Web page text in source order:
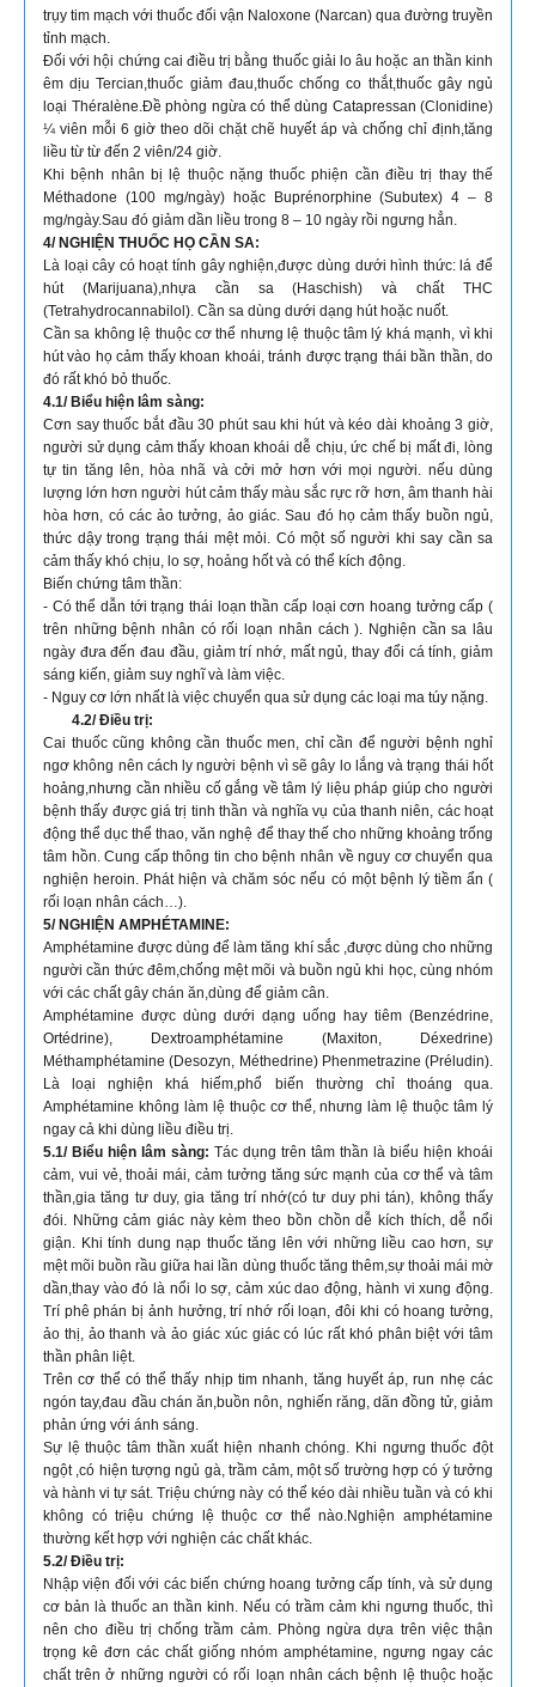
trụy tim mạch với thuốc đối vận Naloxone (Narcan) qua đường truyền
tỉnh mạch.
Đối với hội chứng cai điều trị bằng thuốc giải lo âu hoặc an thần kinh
êm dịu Tercian,thuốc giảm đau,thuốc chống co thắt,thuốc gây ngủ
loại Théralène.Đề phòng ngừa có thể dùng Catapressan (Clonidine)
¼ viên mỗi 6 giờ theo dõi chặt chẽ huyết áp và chống chỉ định,tăng
liều từ từ đến 2 viên/24 giờ.
Khi bệnh nhân bị lệ thuộc nặng thuốc phiện cần điều trị thay thế
Méthadone (100 mg/ngày) hoặc Buprénorphine (Subutex) 4 – 8
mg/ngày.Sau đó giảm dần liều trong 8 – 10 ngày rồi ngưng hẳn.
4/ NGHIỆN THUỐC HỌ CẦN SA:
Là loại cây có hoạt tính gây nghiện,được dùng dưới hình thức: lá để
hút (Marijuana),nhựa cần sa (Haschish) và chất THC
(Tetrahydrocannabilol). Cần sa dùng dưới dạng hút hoặc nuốt.
Cần sa không lệ thuộc cơ thể nhưng lệ thuộc tâm lý khá mạnh, vì khi
hút vào họ cảm thấy khoan khoái, tránh được trạng thái bần thần, do
đó rất khó bỏ thuốc.
4.1/ Biểu hiện lâm sàng:
Cơn say thuốc bắt đầu 30 phút sau khi hút và kéo dài khoảng 3 giờ,
người sử dụng cảm thấy khoan khoái dễ chịu, ức chế bị mất đi, lòng
tự tin tăng lên, hòa nhã và cởi mở hơn với mọi người. nếu dùng
lượng lớn hơn người hút cảm thấy màu sắc rực rỡ hơn, âm thanh hài
hòa hơn, có các ảo tưởng, ảo giác. Sau đó họ cảm thấy buồn ngủ,
thức dậy trong trạng thái mệt mỏi. Có một số người khi say cần sa
cảm thấy khó chịu, lo sợ, hoảng hốt và có thể kích động.
Biến chứng tâm thần:
- Có thể dẫn tới trạng thái loạn thần cấp loại cơn hoang tưởng cấp (
trên những bệnh nhân có rối loạn nhân cách ). Nghiện cần sa lâu
ngày đưa đến đau đầu, giảm trí nhớ, mất ngủ, thay đổi cá tính, giảm
sáng kiến, giảm suy nghĩ và làm việc.
- Nguy cơ lớn nhất là việc chuyển qua sử dụng các loại ma túy nặng.
4.2/ Điều trị:
Cai thuốc cũng không cần thuốc men, chỉ cần để người bệnh nghỉ
ngơ không nên cách ly người bệnh vì sẽ gây lo lắng và trạng thái hốt
hoảng,nhưng cần nhiều cố gắng về tâm lý liệu pháp giúp cho người
bệnh thấy được giá trị tinh thần và nghĩa vụ của thanh niên, các hoạt
động thể dục thể thao, văn nghệ để thay thế cho những khoảng trống
tâm hồn. Cung cấp thông tin cho bệnh nhân về nguy cơ chuyển qua
nghiện heroin. Phát hiện và chăm sóc nếu có một bệnh lý tiềm ẩn (
rối loạn nhân cách…).
5/ NGHIỆN AMPHÉTAMINE:
Amphétamine được dùng để làm tăng khí sắc ,được dùng cho những
người cần thức đêm,chống mệt mõi và buồn ngủ khi học, cùng nhóm
với các chất gây chán ăn,dùng để giảm cân.
Amphétamine được dùng dưới dạng uống hay tiêm (Benzédrine,
Ortédrine), Dextroamphétamine (Maxiton, Déxedrine)
Méthamphétamine (Desozyn, Méthedrine) Phenmetrazine (Préludin).
Là loại nghiện khá hiếm,phổ biến thường chỉ thoáng qua.
Amphétamine không làm lệ thuộc cơ thể, nhưng làm lệ thuộc tâm lý
ngay cả khi dùng liều điều trị.
5.1/ Biểu hiện lâm sàng: Tác dụng trên tâm thần là biểu hiện khoái
cảm, vui vẻ, thoải mái, cảm tưởng tăng sức mạnh của cơ thể và tâm
thần,gia tăng tư duy, gia tăng trí nhớ(có tư duy phi tán), không thấy
đói. Những cảm giác này kèm theo bồn chồn dễ kích thích, dễ nổi
giận. Khi tính dung nạp thuốc tăng lên với những liều cao hơn, sự
mệt mõi buồn rầu giữa hai lần dùng thuốc tăng thêm,sự thoải mái mờ
dần,thay vào đó là nổi lo sợ, cảm xúc dao động, hành vi xung động.
Trí phê phán bị ảnh hưởng, trí nhớ rối loạn, đôi khi có hoang tưởng,
ảo thị, ảo thanh và ảo giác xúc giác có lúc rất khó phân biệt với tâm
thần phân liệt.
Trên cơ thể có thể thấy nhịp tim nhanh, tăng huyết áp, run nhẹ các
ngón tay,đau đầu chán ăn,buồn nôn, nghiến răng, dãn đồng tử, giảm
phản ứng với ánh sáng.
Sự lệ thuộc tâm thần xuất hiện nhanh chóng. Khi ngưng thuốc đột
ngột ,có hiện tượng ngủ gà, trầm cảm, một số trường hợp có ý tưởng
và hành vi tự sát. Triệu chứng này có thể kéo dài nhiều tuần và có khi
không có triệu chứng lệ thuộc cơ thể nào.Nghiện amphétamine
thường kết hợp với nghiện các chất khác.
5.2/ Điều trị:
Nhập viện đối với các biến chứng hoang tưởng cấp tính, và sử dụng
cơ bản là thuốc an thần kinh. Nếu có trầm cảm khi ngưng thuốc, thì
nên cho điều trị chống trầm cảm. Phòng ngừa dựa trên việc thận
trọng kê đơn các chất giống nhóm amphétamine, ngưng ngay các
chất trên ở những người có rối loạn nhân cách bệnh lệ thuộc hoặc